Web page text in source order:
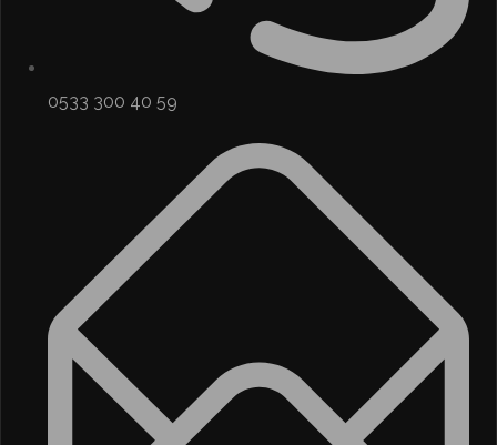
0533 300 40 59